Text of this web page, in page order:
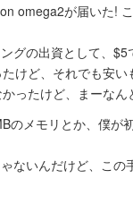
omega2が届いた!
グの出資として、$5
けど、それでも安い
ったけど、まーなん
のメモリとか、僕が
ないんだけど、この